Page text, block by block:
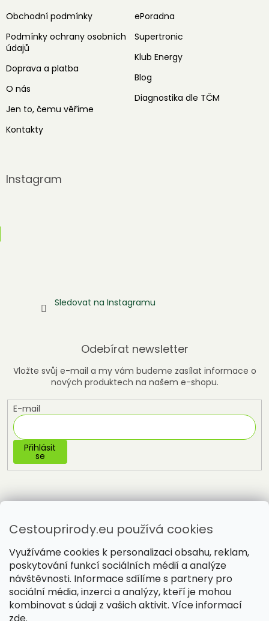
Cestouprirody.eu používá cookies
Využíváme cookies k personalizaci obsahu, reklam,
poskytování funkcí sociálních médií a analýze
návštěvnosti. Informace sdílíme s partnery pro
sociální média, inzerci a analýzy, kteří je mohou
kombinovat s údaji z vašich aktivit. Více informací
Obchodní podmínky
Podmínky ochrany osobních
údajů
Doprava a platba
O nás
Jen to, čemu věříme
Kontakty
ePoradna
Supertronic
Klub Energy
Blog
Diagnostika dle TČM
Instagram
Sledovat na Instagramu
Odebírat newsletter
Vložte svůj e-mail a my vám budeme zasílat informace o
nových produktech na našem e-shopu.
E-mail
Přihlásit
se
Vytvořil Shoptet
Copyright 2026